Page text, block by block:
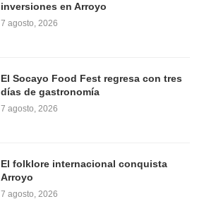
inversiones en Arroyo
7 agosto, 2026
El Socayo Food Fest regresa con tres
días de gastronomía
7 agosto, 2026
El folklore internacional conquista
Arroyo
7 agosto, 2026